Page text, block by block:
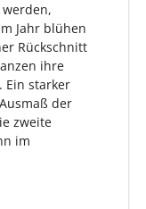
Jahr blühen
Rückschnitt
ihre
Ein starker
der
zweite
im